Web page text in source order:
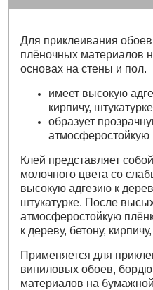
Для приклеивания
плёночных материалов
основах на стены и пол.
имеет высокую
кирпичу,
образует
атмосферостойкую
Клей представляет
молочного цвета со
высокую адгезию к
штукатурке. После
атмосферостойкую
к дереву, бетону,
Применяется для
виниловых обоев,
материалов на